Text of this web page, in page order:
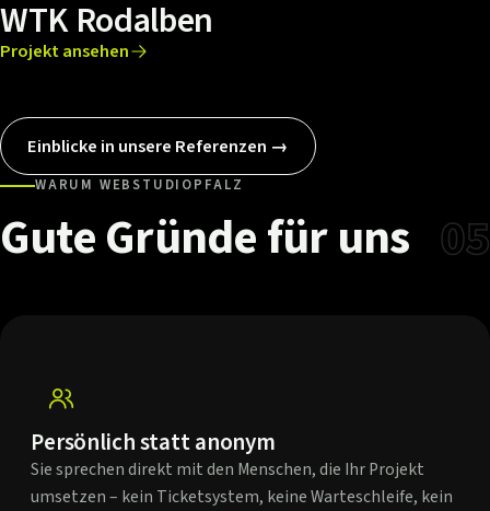
WTK Rodalben
Projekt ansehen
Einblicke in unsere Referenzen →
WARUM WEBSTUDIOPFALZ
GuteGründefüruns 05
Persönlich statt anonym
Sie sprechen direkt mit den Menschen, die Ihr Projekt
umsetzen – kein Ticketsystem, keine Warteschleife, kein